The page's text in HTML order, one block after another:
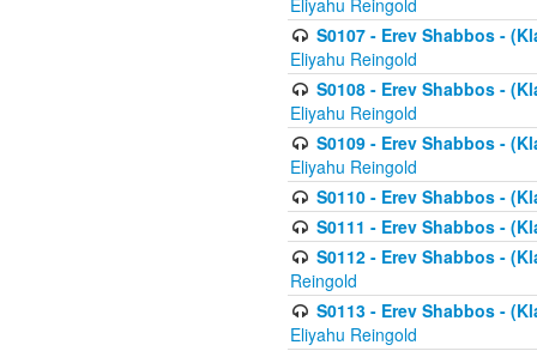
Eliyahu Reingold
S0107 - Erev Shabbos -
Eliyahu Reingold
S0108 - Erev Shabbos -
Eliyahu Reingold
S0109 - Erev Shabbos -
Eliyahu Reingold
S0110 - Erev Shabbos -
S0111 - Erev Shabbos -
S0112 - Erev Shabbos -
Reingold
S0113 - Erev Shabbos -
Eliyahu Reingold